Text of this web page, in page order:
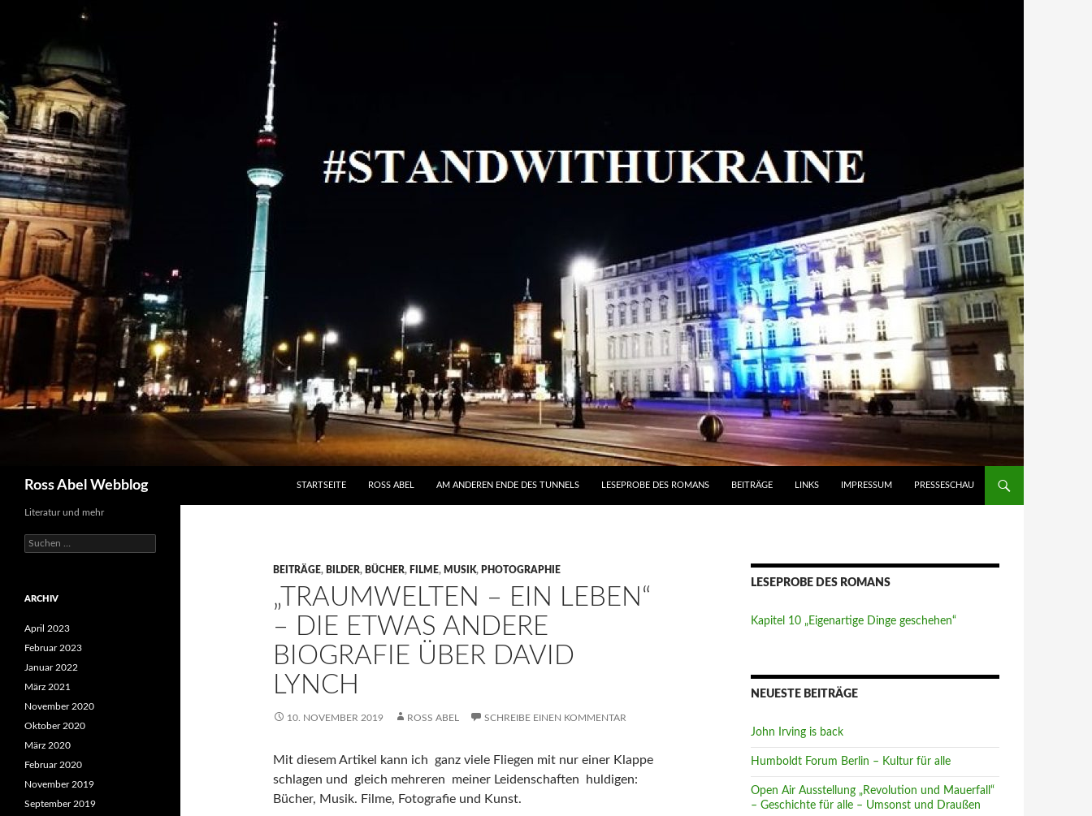
Ross Abel Webblog
STARTSEITE
ROSS ABEL AM ANDEREN ENDE DES TUNNELS LESEPROBE DES ROMANS BEITRÄGE LINKS IMPRESSUM PRESSESCHAU
BEITRÄGE, BILDER, BÜCHER, FILME, MUSIK, PHOTOGRAPHIE
„TRAUMWELTEN – EIN LEBEN“
– DIE ETWAS ANDERE
BIOGRAFIE ÜBER DAVID
LYNCH
10. NOVEMBER 2019 ROSS ABEL SCHREIBE EINEN KOMMENTAR
Mit diesem Artikel kann ich ganz viele Fliegen mit nur einer Klappe
schlagen und gleich mehreren meiner Leidenschaften huldigen:
Bücher, Musik. Filme, Fotografie und Kunst.
LESEPROBE DES ROMANS
Kapitel 10 „Eigenartige Dinge geschehen“
NEUESTE BEITRÄGE
John Irving is back
Humboldt Forum Berlin – Kultur für alle
Open Air Ausstellung „Revolution und Mauerfall“
– Geschichte für alle – Umsonst und Draußen
Literatur und mehr
Suchen
nach:
ARCHIV
April 2023
Februar 2023
Januar 2022
März 2021
November 2020
Oktober 2020
März 2020
Februar 2020
November 2019
September 2019